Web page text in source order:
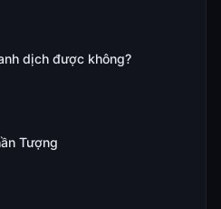
dịch được không?
Tượng